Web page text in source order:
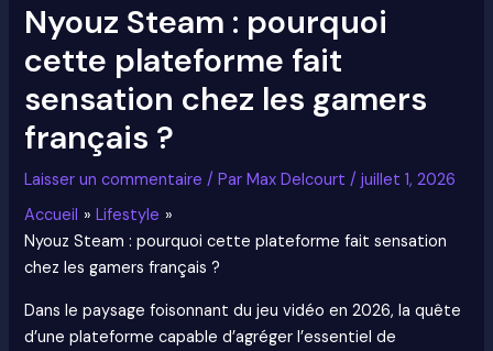
Nyouz Steam : pourquoi
cette plateforme fait
sensation chez les gamers
français ?
Laisser un commentaire / ParMax Delcourt/juillet 1, 2026
Accueil
Lifestyle
Nyouz Steam : pourquoi cette plateforme fait sensation
chez les gamers français ?
Dans le paysage foisonnant du jeu vidéo en 2026, la quête
d’une plateforme capable d’agréger l’essentiel de